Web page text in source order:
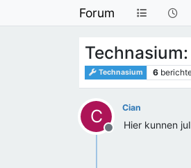
Forum
Technasium 6
C
Offline
Cian
Hier kunnen